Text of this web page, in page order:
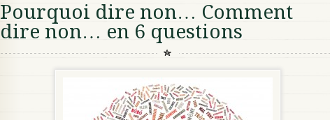
Pourquoi dire non… Comment
dire non… en 6 questions